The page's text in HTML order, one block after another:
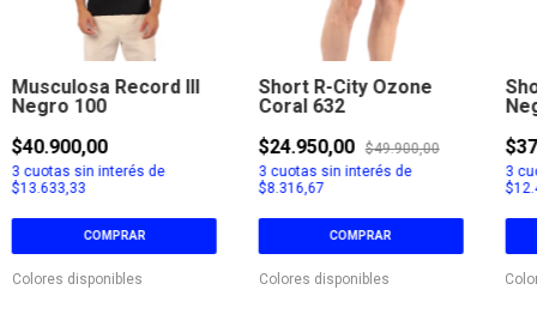
Musculosa Record III
Negro 100
$40.900,00
3 cuotas sin interés de
$13.633,33
COMPRAR
Colores disponibles
Short R-City Ozone
Coral 632
$24.950,00
$49.900,00
3 cuotas sin interés de
$8.316,67
COMPRAR
Colores disponibles
3